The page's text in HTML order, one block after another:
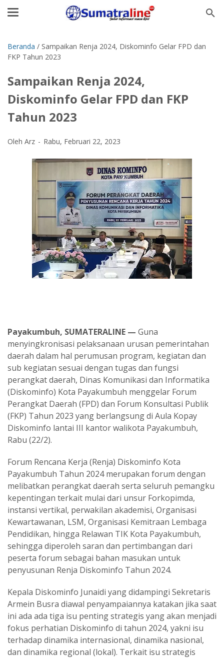
Beranda / Sampaikan Renja 2024, Diskominfo Gelar FPD dan
FKP Tahun 2023
Sampaikan Renja 2024,
Diskominfo Gelar FPD dan FKP
Tahun 2023
Oleh Arz Rabu, Februari 22, 2023
Payakumbuh, SUMATERALINE — Guna
menyingkronisasi pelaksanaan urusan pemerintahan
daerah dalam hal perumusan program, kegiatan dan
sub kegiatan sesuai dengan tugas dan fungsi
perangkat daerah, Dinas Komunikasi dan Informatika
(Diskominfo) Kota Payakumbuh menggelar Forum
Perangkat Daerah (FPD) dan Forum Konsultasi Publik
(FKP) Tahun 2023 yang berlangsung di Aula Kopay
Diskominfo lantai III kantor walikota Payakumbuh,
Rabu (22/2).
Forum Rencana Kerja (Renja) Diskominfo Kota
Payakumbuh Tahun 2024 merupakan forum dengan
melibatkan perangkat daerah serta seluruh pemangku
kepentingan terkait mulai dari unsur Forkopimda,
instansi vertikal, perwakilan akademisi, Organisasi
Kewartawanan, LSM, Organisasi Kemitraan Lembaga
Pendidikan, hingga Relawan TIK Kota Payakumbuh,
sehingga diperoleh saran dan pertimbangan dari
peserta forum sebagai bahan masukan untuk
penyusunan Renja Diskominfo Tahun 2024.
Kepala Diskominfo Junaidi yang didampingi Sekretaris
Armein Busra diawal penyampaiannya katakan jika saat
ini ada ada tiga isu penting strategis yang akan menjadi
fokus perhatian Diskominfo di tahun 2024, yakni isu
terhadap dinamika internasional, dinamika nasional,
dan dinamika regional (lokal). Terkait isu strategis